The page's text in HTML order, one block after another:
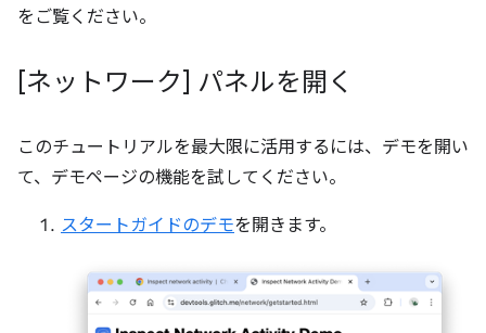
をご覧ください。
[ネットワーク] パネルを開く
このチュートリアルを最大限に活用するには、デモを開い
て、デモページの機能を試してください。
スタートガイドのデモを開きます。